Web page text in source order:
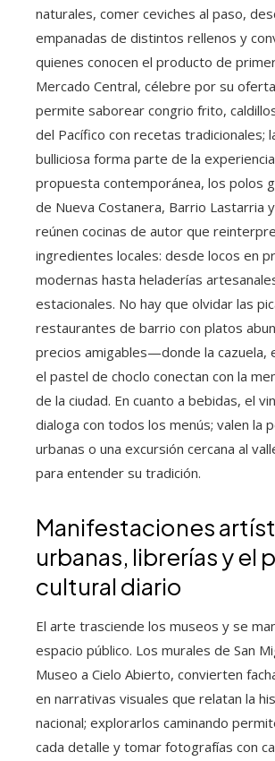
naturales, comer ceviches al paso,
empanadas de distintos rellenos y
quienes conocen el producto de
Mercado Central, célebre por su
permite saborear congrio frito,
del Pacífico con recetas tradicionales;
bulliciosa forma parte de la
propuesta contemporánea, los polos
de Nueva Costanera, Barrio Lastarria
reúnen cocinas de autor que
ingredientes locales: desde locos en
modernas hasta heladerías
estacionales. No hay que olvidar las
restaurantes de barrio con platos
precios amigables—donde la cazuela,
el pastel de choclo conectan con la
de la ciudad. En cuanto a bebidas, el
dialoga con todos los menús; valen la
urbanas o una excursión cercana al
para entender su tradición.
Manifestaciones
urbanas, librerías y el
cultural diario
El arte trasciende los museos y se
espacio público. Los murales de San
Museo a Cielo Abierto, convierten
en narrativas visuales que relatan la
nacional; explorarlos caminando
cada detalle y tomar fotografías con